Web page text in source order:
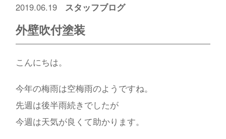
2019.06.19 スタッフブログ
外壁吹付塗装
こんにちは。
今年の梅雨は空梅雨のようですね。
先週は後半雨続きでしたが
今週は天気が良くて助かります。